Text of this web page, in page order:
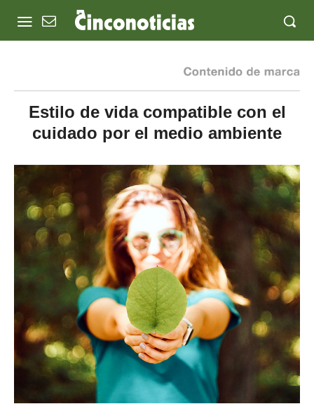
Estilo de vida compatible con el
cuidado por el medio ambiente